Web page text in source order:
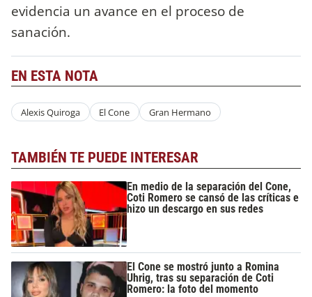
evidencia un avance en el proceso de
sanación.
EN ESTA NOTA
Alexis Quiroga El Cone Gran Hermano
TAMBIÉN TE PUEDE INTERESAR
En medio de la separación del Cone,
Coti Romero se cansó de las críticas e
hizo un descargo en sus redes
El Cone se mostró junto a Romina
Uhrig, tras su separación de Coti
Romero: la foto del momento